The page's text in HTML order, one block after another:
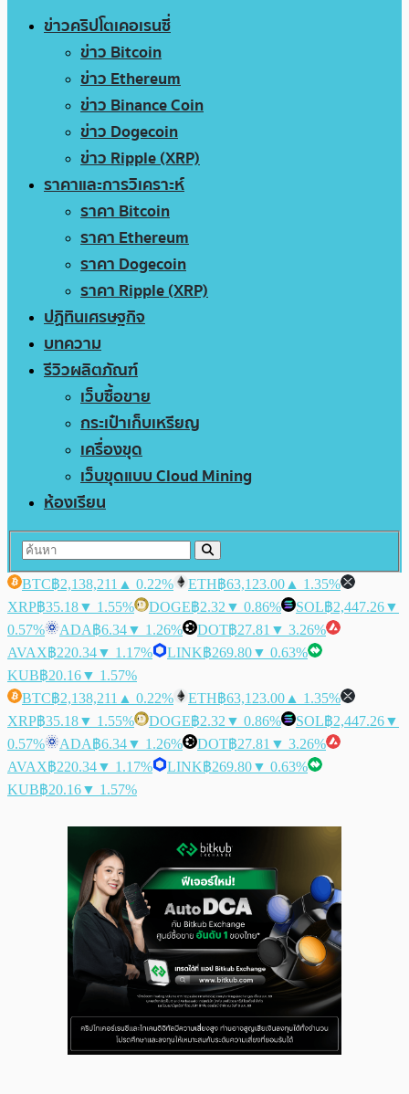
ข่าวคริปโตเคอเรนซี่
ข่าว Bitcoin
ข่าว Ethereum
ข่าว Binance Coin
ข่าว Dogecoin
ข่าว Ripple (XRP)
ราคาและการวิเคราะห์
ราคา Bitcoin
ราคา Ethereum
ราคา Dogecoin
ราคา Ripple (XRP)
ปฏิทินเศรษฐกิจ
บทความ
รีวิวผลิตภัณฑ์
เว็บซื้อขาย
กระเป๋าเก็บเหรียญ
เครื่องขุด
เว็บขุดแบบ Cloud Mining
ห้องเรียน
BTC฿2,138,211 ▲ 0.22% ETH฿63,123.00 ▲ 1.35%
XRP฿35.18▼ 1.55% DOGE฿2.32 ▼ 0.86% SOL฿2,447.26▼
0.57%
ADA฿6.34▼ 1.26% DOT฿27.81 ▼ 3.26%
AVAX฿220.34▼ 1.17% LINK฿269.80▼ 0.63%
KUB฿20.16▼ 1.57%
BTC฿2,138,211 ▲ 0.22% ETH฿63,123.00 ▲ 1.35%
XRP฿35.18▼ 1.55% DOGE฿2.32 ▼ 0.86% SOL฿2,447.26▼
0.57%
ADA฿6.34▼ 1.26% DOT฿27.81 ▼ 3.26%
AVAX฿220.34▼ 1.17% LINK฿269.80▼ 0.63%
KUB฿20.16▼ 1.57%